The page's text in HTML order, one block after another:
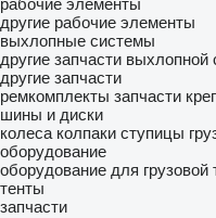
рабочие элементы
другие рабочие элементы
выхлопные системы
другие запчасти выхлопной
другие запчасти
ремкомплекты запчасти
шины и диски
колеса колпаки ступицы
оборудование
оборудование для грузовой
тенты
запчасти